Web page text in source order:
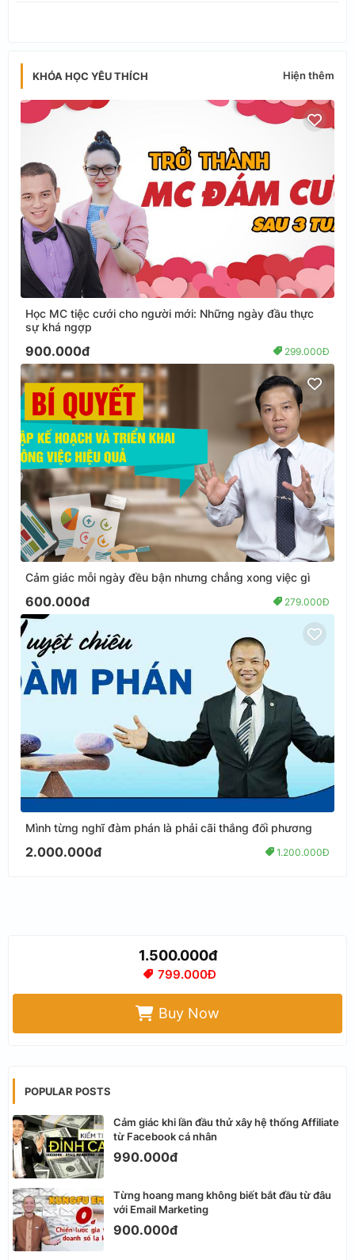
KHÓA HỌC YÊU THÍCH Hiện thêm
Học MC tiệc cưới cho người mới: Những ngày đầu thực
sự khá ngợp
900.000đ 299.000Đ
Cảm giác mỗi ngày đều bận nhưng chẳng xong việc gì
600.000đ 279.000Đ
Mình từng nghĩ đàm phán là phải cãi thắng đối phương
2.000.000đ 1.200.000Đ
1.500.000đ
799.000Đ
Buy Now
POPULAR POSTS
Cảm giác khi lần đầu thử xây hệ thống Affiliate
từ Facebook cá nhân
990.000đ
Từng hoang mang không biết bắt đầu từ đâu
với Email Marketing
900.000đ